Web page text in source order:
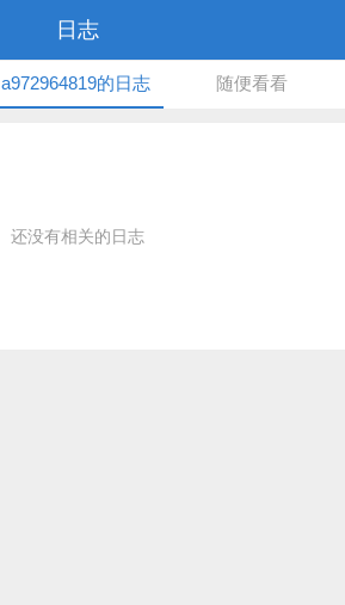
日志
a972964819的日志 随便看看
还没有相关的日志